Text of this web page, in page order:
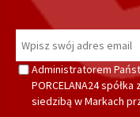
Administratorem
PORCELANA24
siedzibą w Markach